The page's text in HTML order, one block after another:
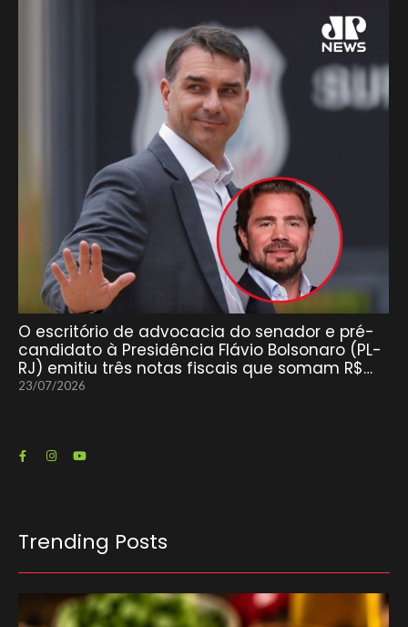
O escritório de advocacia do senador e pré-
candidato à Presidência Flávio Bolsonaro (PL-
RJ) emitiu três notas fiscais que somam R$…
23/07/2026
Trending Posts